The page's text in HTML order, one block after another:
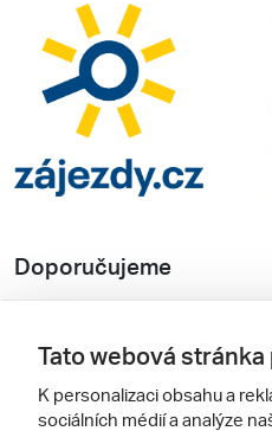
Doporučujeme
Rady na cestu
Cestovní kanceláře
Tato webová
K personalizaci obsahu a
sociálních médií a analýze
soubory cookie. Informace o
analýzy. Partneři tyto údaje
informacemi, které jste jim
důsledku toho, že používáte
Podrobné nastavení